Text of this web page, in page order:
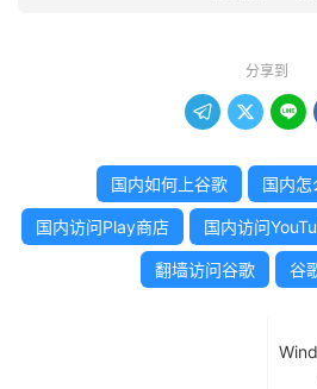
分享到
  
国内如何上谷歌 国内
国内访问Play商店 国内访问
翻墙访问谷歌 谷